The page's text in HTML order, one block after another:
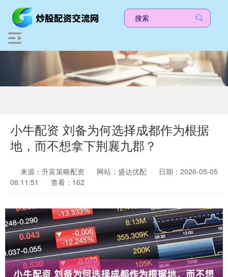
小牛配资 刘备为何选择成都作为根据
地，而不想拿下荆襄九郡？
来源：升富策略配资 网站：盛达优配
日期：2026-05-05
06:11:51
查看：162